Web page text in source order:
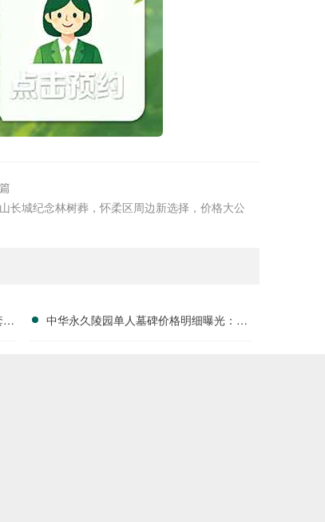
长城纪念林树葬，怀柔区周边新选择，价格大公
中华永久陵园单人墓碑价格明细曝光：淡